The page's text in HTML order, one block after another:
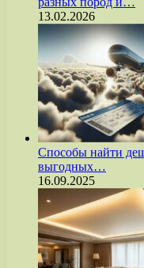
13.02.2026
Способы найти
выгодных…
16.09.2025